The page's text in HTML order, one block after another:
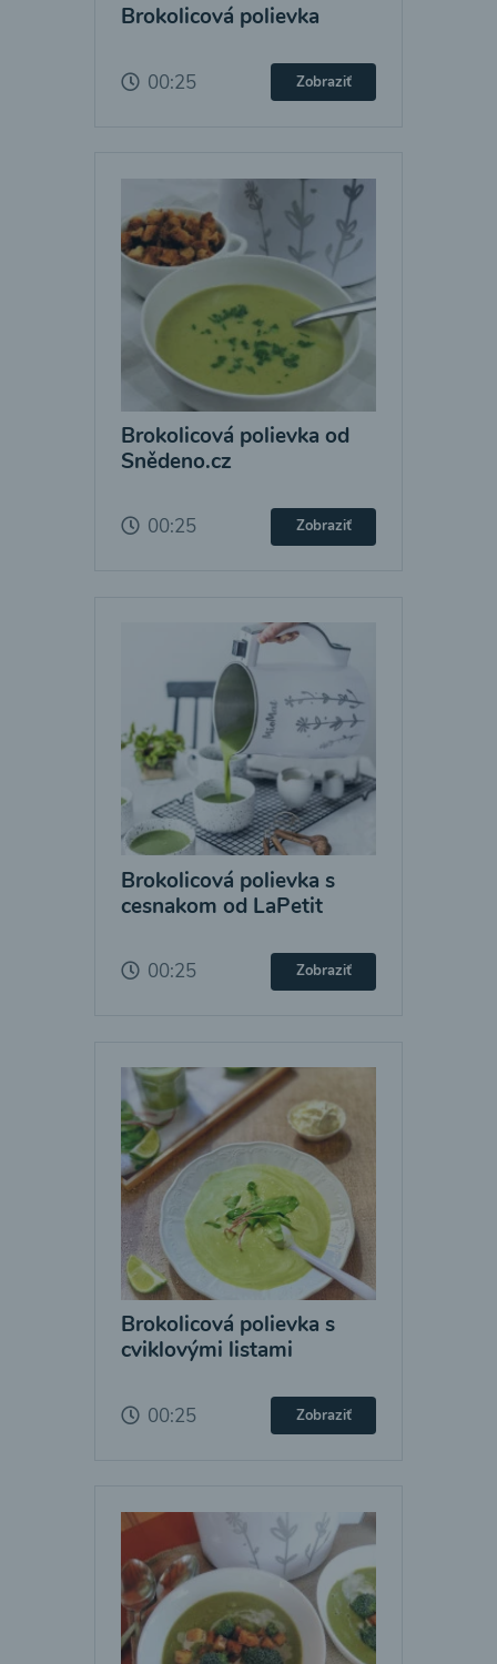
Brokolicová polievka
00:25 Zobraziť
Brokolicová polievka od
Snědeno.cz
00:25 Zobraziť
Brokolicová polievka s
cesnakom od LaPetit
00:25 Zobraziť
Brokolicová polievka s
cviklovými listami
00:25 Zobraziť